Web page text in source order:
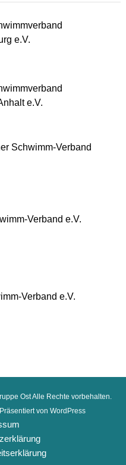
e.V.
e.V.
Schwimm-Verband
Verband e.V.
Verband e.V.
OstAlle Rechte vorbehalten.
von WordPress